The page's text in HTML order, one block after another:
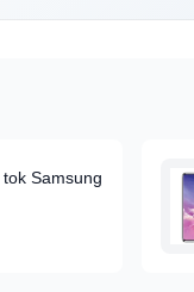
Samsung